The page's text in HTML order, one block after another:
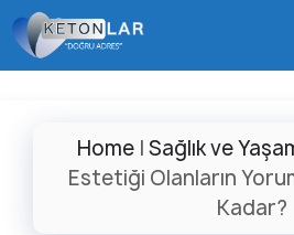
İçeriğe
atla
Home| Sağlık ve
Estetiği Olanların
Kadar?